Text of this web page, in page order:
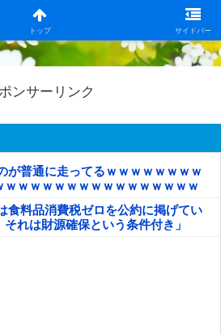
トップ サイドバー
ス録
ンサーリンク
が普通に走ってるｗｗｗｗｗｗｗｗ
ｗｗｗｗｗｗｗｗｗｗｗｗｗｗｗｗ
食料品消費税ゼロを公約に掲げてい
れは財源確保という条件付き」